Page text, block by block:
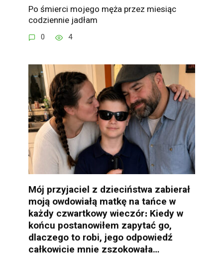
Po śmierci mojego męża przez miesiąc
codziennie jadłam
0 4
Mój przyjaciel z dzieciństwa zabierał
moją owdowiałą matkę na tańce w
każdy czwartkowy wieczór։ Kiedy w
końcu postanowiłem zapytać go,
dlaczego to robi, jego odpowiedź
całkowicie mnie zszokowała…